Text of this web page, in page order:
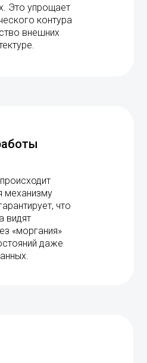
Это упрощает
контура
внешних
механизму
что
видят
«моргания»
даже